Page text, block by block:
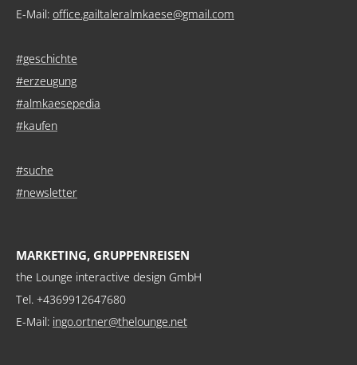
E-Mail: office.gailtaleralmkaese@gmail.com
#geschichte
#erzeugung
#almkaesepedia
#kaufen
#suche
#newsletter
MARKETING, GRUPPENREISEN
the Lounge interactive design GmbH
Tel. +4369912647680
E-Mail: ingo.ortner@thelounge.net